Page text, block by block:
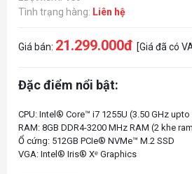
Tình trạng hàng: Liên hệ
Giá bán: 21.299.000đ [Giá đã có
Đặc điểm nổi bật:
CPU: Intel® Core™ i7 1255U (3.50 GHz upto
RAM: 8GB DDR4-3200 MHz RAM (2 khe
Ổ cứng: 512GB PCIe® NVMe™ M.2 SSD
VGA: Intel® Iris® Xᵉ Graphics